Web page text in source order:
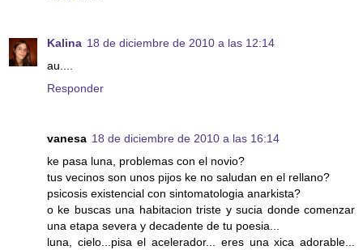
Kalina 18 de diciembre de 2010 a las 12:14
au....
Responder
vanesa 18 de diciembre de 2010 a las 16:14
ke pasa luna, problemas con el novio?
tus vecinos son unos pijos ke no saludan en el rellano?
psicosis existencial con sintomatologia anarkista?
o ke buscas una habitacion triste y sucia donde comenzar
una etapa severa y decadente de tu poesia...
luna, cielo...pisa el acelerador... eres una xica adorable...